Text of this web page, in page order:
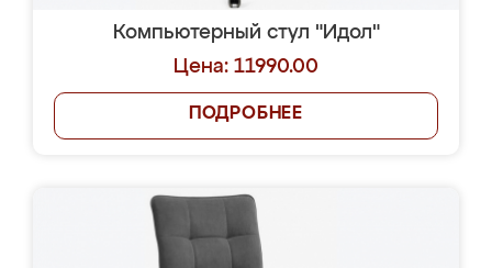
Компьютерный стул "Идол"
Цена: 11990.00
ПОДРОБНЕЕ